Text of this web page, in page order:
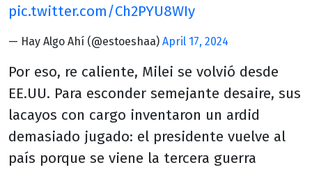
pic.twitter.com/Ch2PYU8WIy
— Hay Algo Ahí (@estoeshaa) April 17, 2024
Por eso, re caliente, Milei se volvió desde
EE.UU. Para esconder semejante desaire, sus
lacayos con cargo inventaron un ardid
demasiado jugado: el presidente vuelve al
país porque se viene la tercera guerra